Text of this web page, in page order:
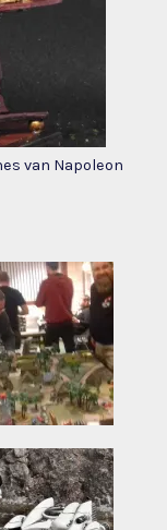
van Napoleon